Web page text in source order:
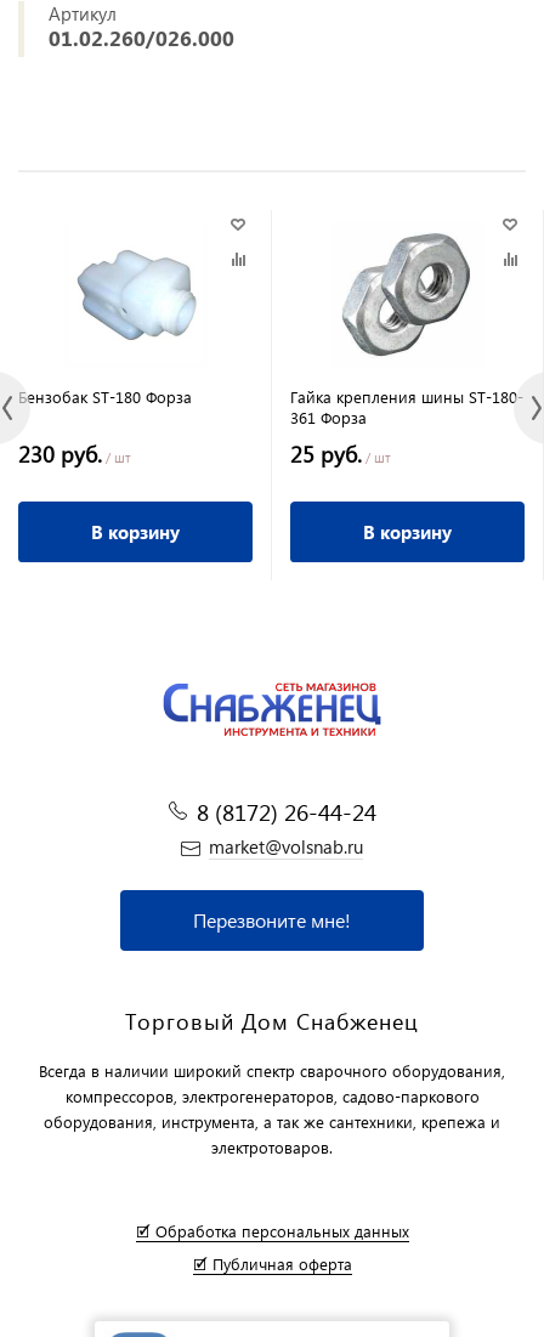
Артикул
01.02.260/026.000
Бензобак ST-180 Форза
230 руб. / шт
В корзину
Гайка крепления шины ST-180-
361 Форза
25 руб. / шт
В корзину
8 (8172) 26-44-24
market@volsnab.ru
Перезвоните мне!
Торговый Дом Снабженец
Всегда в наличии широкий спектр сварочного оборудования,
компрессоров, электрогенераторов, садово-паркового
оборудования, инструмента, а так же сантехники, крепежа и
электротоваров.
🗹 Обработка персональных данных
🗹 Публичная оферта